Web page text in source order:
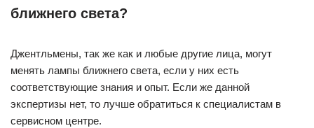
ближнего света?
Джентльмены, так же как и любые другие лица, могут
менять лампы ближнего света, если у них есть
соответствующие знания и опыт. Если же данной
экспертизы нет, то лучше обратиться к специалистам в
сервисном центре.